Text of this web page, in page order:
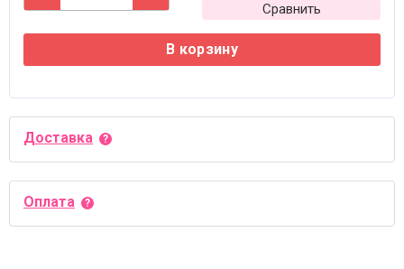
Сравнить
В корзину
Доставка
Оплата